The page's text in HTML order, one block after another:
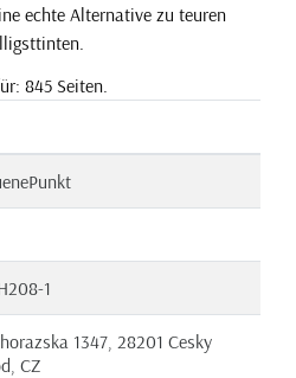
echte Alternative zu teuren
845 Seiten.
1
1347, 28201 Cesky
CZ